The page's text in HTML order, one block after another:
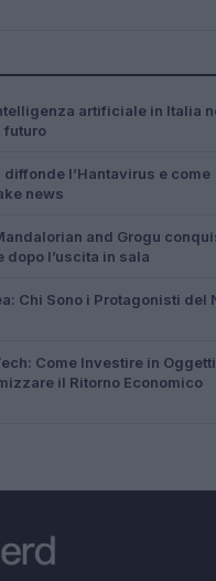
artificiale in Italia
futuro
diffonde l’Hantavirus e come
news
and Grogu
l’uscita in sala
Chi Sono i Protagonisti del
Come Investire in
il Ritorno Economico